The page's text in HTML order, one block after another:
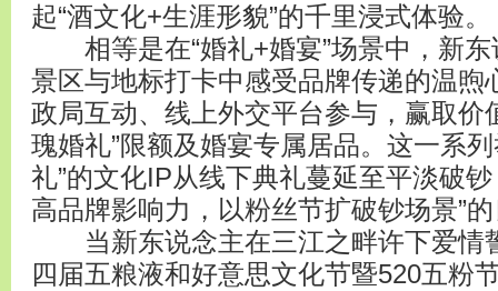
起“酒文化+生涯形貌”的千里浸式体验。
相等是在“婚礼+婚宴”场景中，新东
景区与地标打卡中感受品牌传递的温煦
政局互动、线上外交平台参与，赢取价
瑰婚礼”限额及婚宴专属居品。这一系
礼”的文化IP从线下典礼蔓延至平淡破
高品牌影响力，以粉丝节扩破钞场景”
当新东说念主在三江之畔许下爱情
四届五粮液和好意思文化节暨520五粉